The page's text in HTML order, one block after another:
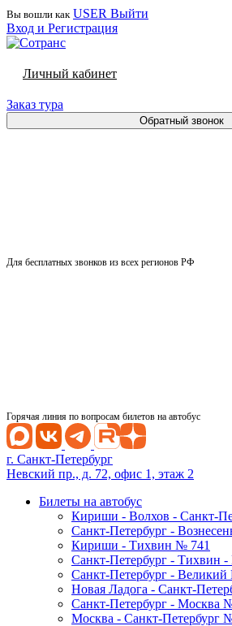
Вы вошли как USER Выйти
Вход и Регистрация
Личный кабинет
Заказ тура
Обратный звонок
Для бесплатных звонков из всех регионов РФ
Горячая линия по вопросам билетов на автобус
г. Санкт-Петербург
Невский пр., д. 72, офис 1, этаж 2
Билеты на автобус
Кириши - Волхов - Санкт-
Санкт-Петербург -
Кириши - Тихвин № 741
Санкт-Петербург - Тихвин
Санкт-Петербург - Великий
Новая Ладога - Санкт-
Санкт-Петербург - Москва
Москва - Санкт-Петербург